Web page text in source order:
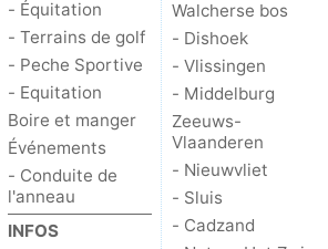
- Équitation
- Terrains de golf
- Peche Sportive
- Equitation
Boire et manger
Événements
- Conduite de
l'anneau
INFOS
Walcherse bos
- Dishoek
- Vlissingen
- Middelburg
Zeeuws-
Vlaanderen
- Nieuwvliet
- Sluis
- Cadzand